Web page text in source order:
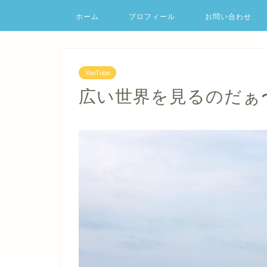
ホーム プロフィール お問い合わせ
YouTube
広い世界を見るのだぁ